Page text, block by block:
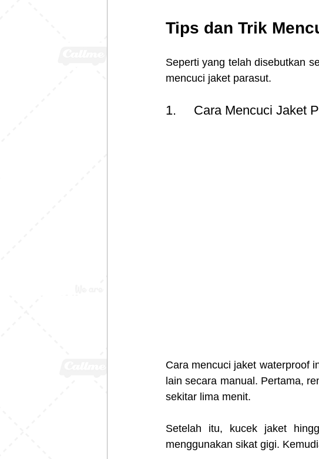
Tips dan Trik
Seperti yang telah disebutkan
mencuci jaket parasut.
1.     Cara Mencuci Jaket
Cara mencuci jaket waterproof
lain secara manual. Pertama,
sekitar lima menit.
Setelah itu, kucek jaket
menggunakan sikat gigi.